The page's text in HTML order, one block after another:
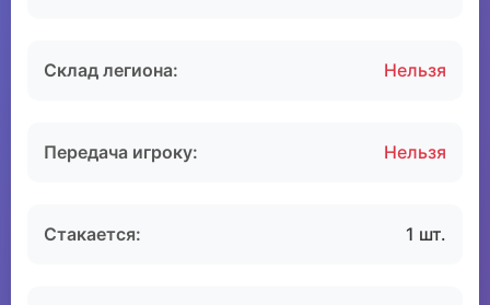
Склад легиона: Нельзя
Передача игроку: Нельзя
Стакается: 1 шт.